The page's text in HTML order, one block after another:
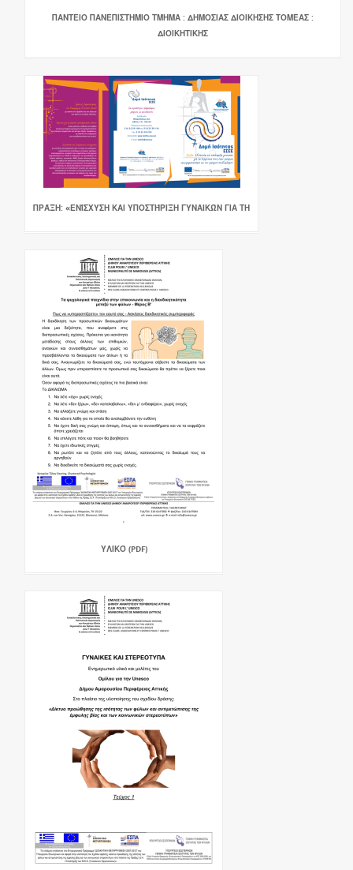
ΠΑΝΤΕΙΟ ΠΑΝΕΠΙΣΤΗΜΙΟ ΤΜΗΜΑ : ΔΗΜΟΣΙΑΣ ΔΙΟΙΚΗΣΗΣ ΤΟΜΕΑΣ :
ΔΙΟΙΚΗΤΙΚΗΣ
ΠΡΆΞΗ: «ΕΝΊΣΧΥΣΗ ΚΑΙ ΥΠΟΣΤΉΡΙΞΗ ΓΥΝΑΙΚΏΝ ΓΙΑ ΤΗ
ΥΛΙΚΌ (PDF)